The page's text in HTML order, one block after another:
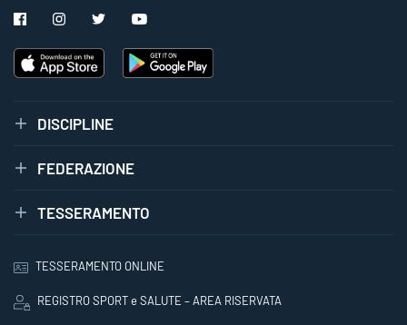
DISCIPLINE
FEDERAZIONE
TESSERAMENTO
TESSERAMENTO ONLINE
REGISTRO SPORT e SALUTE – AREA RISERVATA